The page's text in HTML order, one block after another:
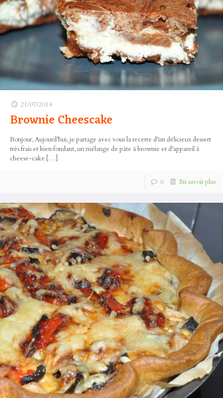
21/07/2014
Brownie Cheescake
Bonjour, Aujourd’hui, je partage avec vous la recette d’un délicieux dessert
très frais et bien fondant, un mélange de pâte à brownie et d’appareil à
cheese-cake […]
6 En savoir plus